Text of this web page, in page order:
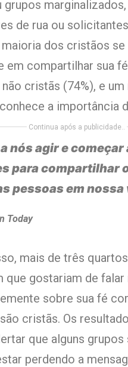
grupos
de rua ou
maioria dos cristãos se
em compartilhar sua
cristãs (74%), e um
a importância
Continua após a publicidade..
a nós agir e
para compartilhar
pessoas em
Today
mais de três
que gostariam de falar
sobre sua fé
cristãs. Os
que alguns
perdendo a